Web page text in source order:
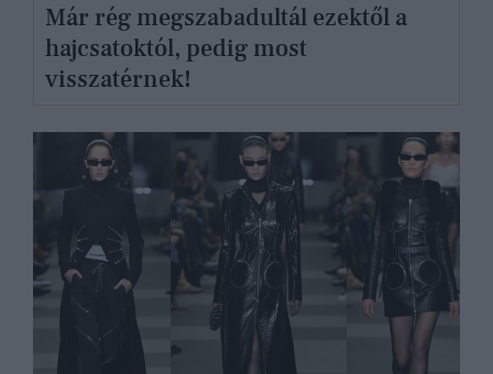
Már rég megszabadultál ezektől a
hajcsatoktól, pedig most
visszatérnek!